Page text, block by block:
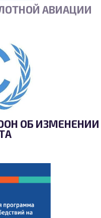
АВИАЦИИ
ОБ ИЗМЕНЕНИИ